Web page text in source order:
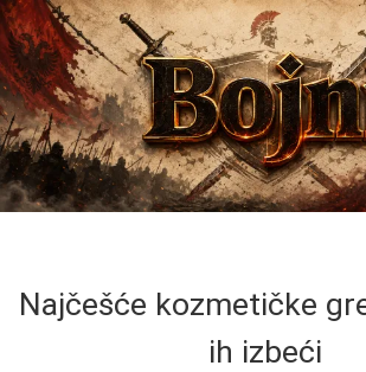
Najčešće kozmetičke
ih izbeći